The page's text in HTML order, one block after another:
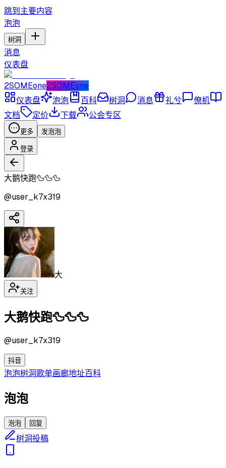
跳到主要内容
泡泡
树洞
消息
仪表盘
2SOMEone2SOMEone
仪表盘
泡泡 百科 树洞 消息 礼兮
僚机
文档
定价 下载 公会专区
更多 发泡泡
登录
大鹅快跑🦆🦆🦆
@user_k7x319
大
关注
大鹅快跑🦆🦆🦆
@user_k7x319
抖音
泡泡树洞歌单画廊地址百科
泡泡
泡泡 回复
树洞投稿